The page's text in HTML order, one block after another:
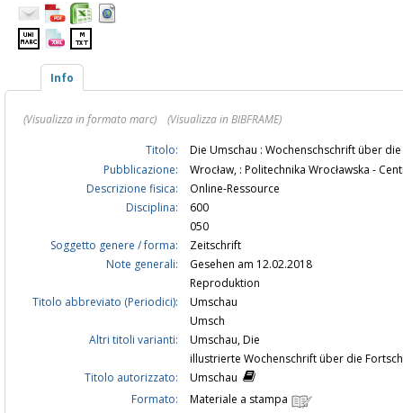
Info
(Visualizza in formato marc)
(Visualizza in BIBFRAME)
Titolo:
Die Umschau : Wochenschschrift über
Pubblicazione:
Wrocław, : Politechnika Wrocławska -
Descrizione fisica:
Online-Ressource
Disciplina:
600
050
Soggetto genere / forma:
Zeitschrift
Note generali:
Gesehen am 12.02.2018
Reproduktion
Titolo abbreviato (Periodici):
Umschau
Umsch
Altri titoli varianti:
Umschau, Die
illustrierte Wochenschrift über die
Titolo autorizzato:
Umschau
Formato:
Materiale a stampa